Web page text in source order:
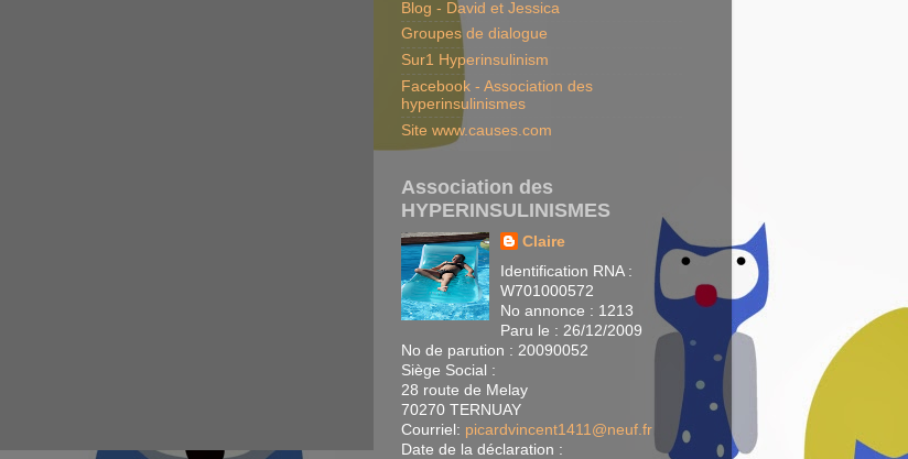
Blog - David et Jessica
Groupes de dialogue
Sur1 Hyperinsulinism
Facebook - Association des
hyperinsulinismes
Site www.causes.com
Association des
HYPERINSULINISMES
Claire
Identification RNA :
W701000572
No annonce : 1213
Paru le : 26/12/2009
No de parution : 20090052
Siège Social :
28 route de Melay
70270 TERNUAY
Courriel: picardvincent1411@neuf.fr
Date de la déclaration :